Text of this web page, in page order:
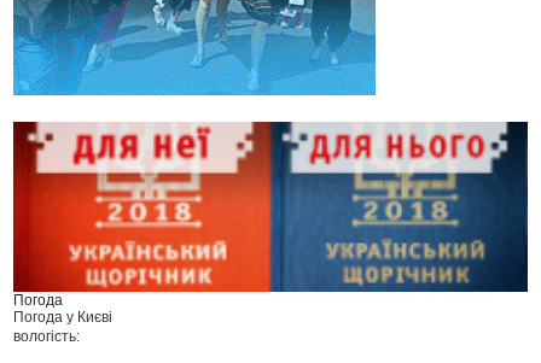
Погода
Погода у Києві
вологість: